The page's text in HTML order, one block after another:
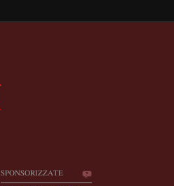
SPONSORIZZATE